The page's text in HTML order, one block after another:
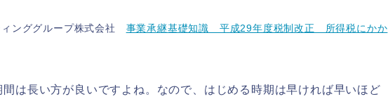
ンググループ株式会社 事業承継基礎知識 平成29年度税制改正 所得税にかか
間は長い方が良いですよね。なので、はじめる時期は早ければ早いほど